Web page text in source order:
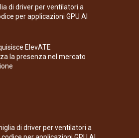
di driver per ventilatori a
per applicazioni GPU AI
ElevATE
la presenza nel mercato
di driver per ventilatori a